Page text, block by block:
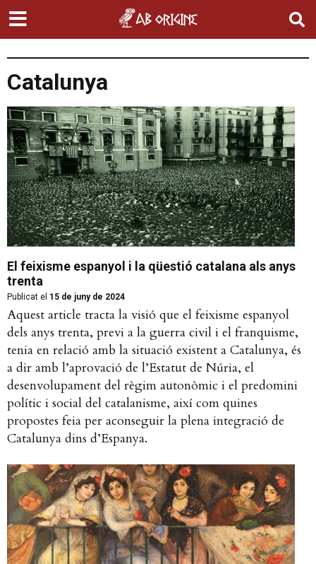
Catalunya
El feixisme espanyol i la qüestió catalana als anys
trenta
Publicat el 15 de juny de 2024
Aquest article tracta la visió que el feixisme espanyol
dels anys trenta, previ a la guerra civil i el franquisme,
tenia en relació amb la situació existent a Catalunya, és
a dir amb l’aprovació de l’Estatut de Núria, el
desenvolupament del règim autonòmic i el predomini
polític i social del catalanisme, així com quines
propostes feia per aconseguir la plena integració de
Catalunya dins d’Espanya.